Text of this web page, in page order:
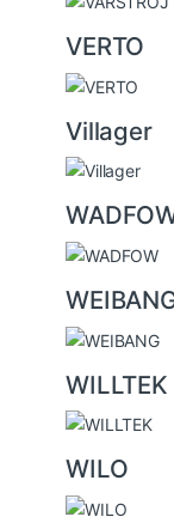
VERTO
Villager
WILLTEK
WILO